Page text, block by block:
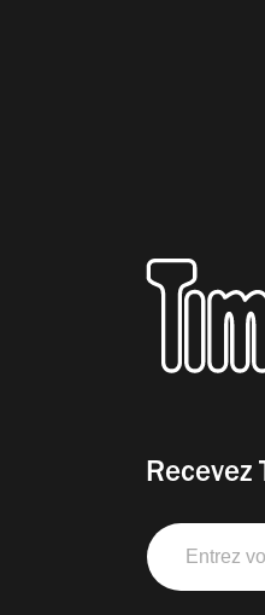
Recevez
Entrez
votre
adresse